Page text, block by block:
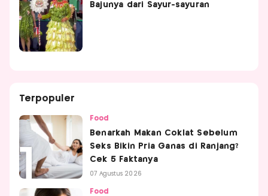
Bajunya dari Sayur-sayuran
Terpopuler
Food
Benarkah Makan Coklat Sebelum
Seks Bikin Pria Ganas di Ranjang?
Cek 5 Faktanya
07 Agustus 2026
Food